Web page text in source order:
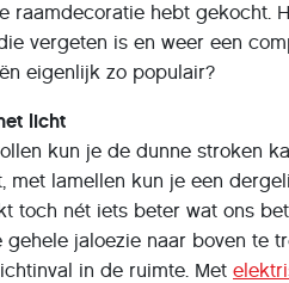
raamdecoratie hebt gekocht.
vergeten is en weer een
eigenlijk zo populair?
licht
kun je de dunne stroken
met lamellen kun je een
toch nét iets beter wat ons
jaloezie naar boven te
in de ruimte. Met